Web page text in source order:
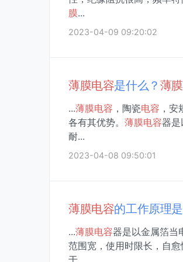
膜...
2023-04-09 09:20:02
薄膜电容是什么？ 薄膜
...薄膜电容 ，陶瓷电容 ，安
各有其优势。 薄膜电容器是
耐...
2023-04-08 09:50:01
薄膜电容的工作原理
...薄膜电容器是以金属箔当
范围宽，使用时限长，自
于...